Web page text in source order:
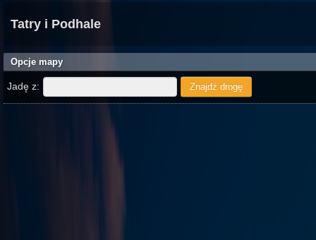
Tatry i Podhale
Opcje mapy
Jadę z: